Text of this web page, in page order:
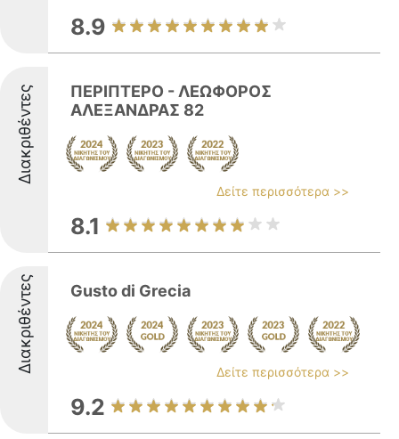
8.9
Διακριθέντες
ΠΕΡΙΠΤΕΡΟ - ΛΕΩΦΟΡΟΣ
ΑΛΕΞΑΝΔΡΑΣ 82
Δείτε περισσότερα >>
8.1
Διακριθέντες Gusto di Grecia
Δείτε περισσότερα >>
9.2